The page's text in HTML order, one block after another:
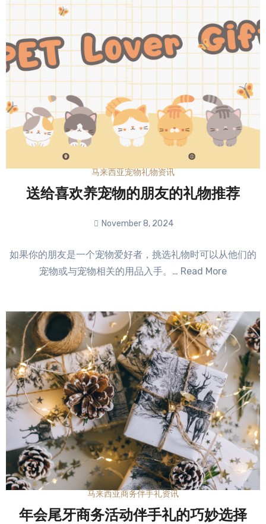
马来西亚宠物礼物资讯
送给喜欢养宠物的朋友的礼物推荐
November 8, 2024
Comments
如果你的朋友是一个宠物爱好者，挑选礼物时可以从他们的
宠物或与宠物相关的用品入手。… Read More
马来西亚商务伴手礼资讯
年会尾牙商务活动伴手礼的巧妙选择